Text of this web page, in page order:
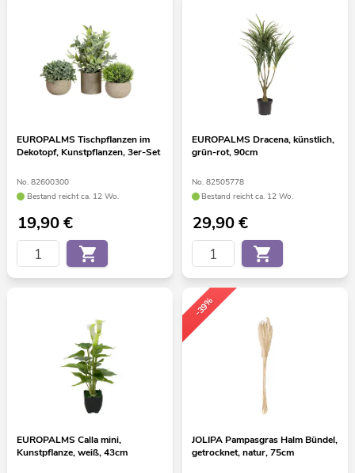
EUROPALMS Tischpflanzen im
Dekotopf, Kunstpflanzen, 3er-Set
No. 82600300
Bestand reicht ca. 12 Wo.
19,90€
EUROPALMS Dracena, künstlich,
grün-rot, 90cm
No. 82505778
Bestand reicht ca. 12 Wo.
29,90€
EUROPALMS Calla mini,
Kunstpflanze, weiß, 43cm
-39%
JOLIPA Pampasgras Halm Bündel,
getrocknet, natur, 75cm